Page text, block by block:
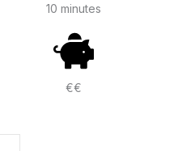
10 minutes
€€